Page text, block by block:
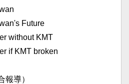
Future
without KMT
if KMT broken
報導）